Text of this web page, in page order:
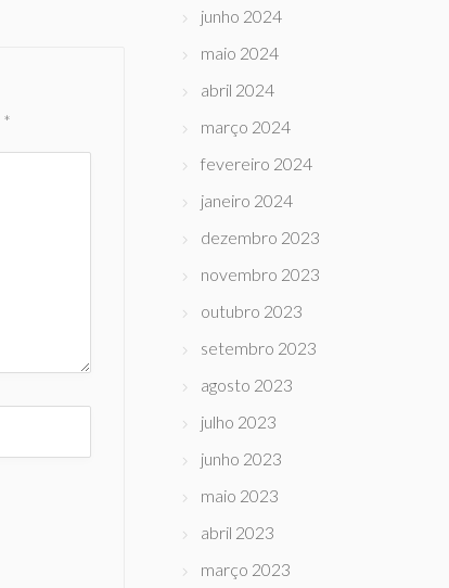
*
junho 2024
maio 2024
abril 2024
março 2024
fevereiro 2024
janeiro 2024
dezembro 2023
novembro 2023
outubro 2023
setembro 2023
agosto 2023
julho 2023
junho 2023
maio 2023
abril 2023
março 2023